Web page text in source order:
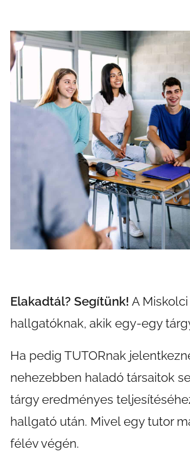
Elakadtál? Segítünk! A
hallgatóknak, akik egy-egy
Ha pedig TUTORnak
nehezebben haladó társaitok
tárgy eredményes
hallgató után. Mivel egy tutor
félév végén.